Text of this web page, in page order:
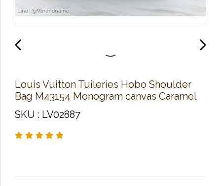
Louis Vuitton Tuileries Hobo Shoulder
Bag M43154 Monogram canvas Caramel
SKU : LV02887